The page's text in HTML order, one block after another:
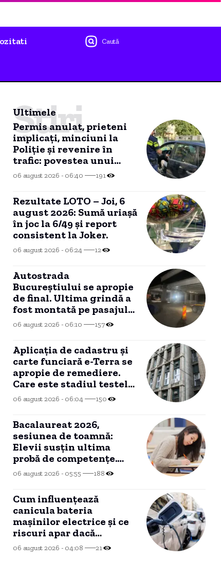
Caută
Ultimele
Știri
Permis anulat, prieteni
implicați, minciuni la
Poliție și revenire în
trafic: povestea unui
șofer arestat la
Constanța
06 august 2026 - 06:40 191
Rezultate LOTO – Joi, 6
august 2026: Sumă uriașă
în joc la 6/49 și report
consistent la Joker.
06 august 2026 - 06:24 12
Autostrada
Bucureștiului se apropie
de final. Ultima grindă a
fost montată pe pasajul
peste DN7.
06 august 2026 - 06:10 157
Aplicația de cadastru și
carte funciară e-Terra se
apropie de remediere.
Care este stadiul testelor
efectuate de autorități?
06 august 2026 - 06:04 150
Bacalaureat 2026,
sesiunea de toamnă:
Elevii susțin ultima
probă de competențe.
Detalii despre
desfășurarea evaluării
digitale
06 august 2026 - 05:55 188
Cum influențează
canicula bateria
mașinilor electrice și ce
riscuri apar dacă
automobilul stă ore
întregi în soare.
06 august 2026 - 04:08 21